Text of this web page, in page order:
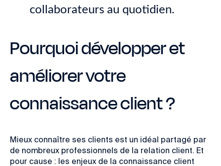
collaborateurs au quotidien.
Pourquoi développer et
améliorer votre
connaissance client ?
Mieux connaître ses clients est un idéal partagé par
de nombreux professionnels de la relation client. Et
pour cause : les enjeux de la connaissance client